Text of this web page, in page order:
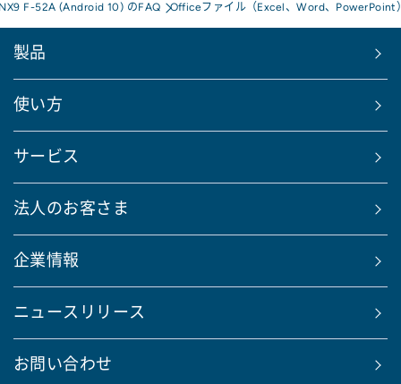
F-52A (Android 10) のFAQ Officeファイル（Excel、Word、PowerPoint
製品
使い方
サービス
法人のお客さま
企業情報
ニュースリリース
お問い合わせ